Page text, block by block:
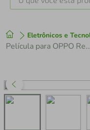
Eletrônicos e
Película para OPPO Reno14 F 5G - Hydrogel HD - Gshield
1º tenis
perfume